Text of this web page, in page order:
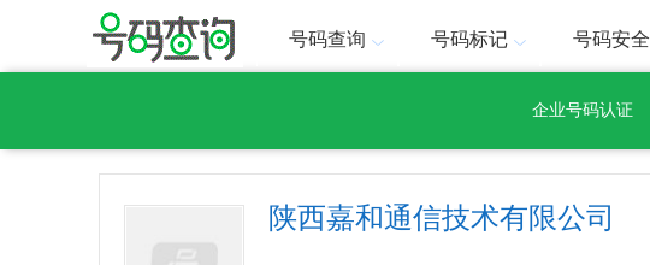
号码查询 号码标记 号码安全
企业号码认证
陕西嘉和通信技术有限公司